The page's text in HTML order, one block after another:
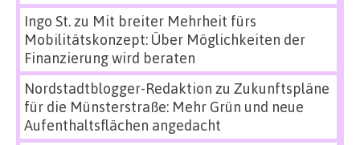
Ingo St.zu Mit breiter Mehrheit fürs
Mobilitätskonzept: Über Möglichkeiten der
Finanzierung wird beraten
Nordstadtblogger-Redaktion zu Zukunftspläne
für die Münsterstraße: Mehr Grün und neue
Aufenthaltsflächen angedacht